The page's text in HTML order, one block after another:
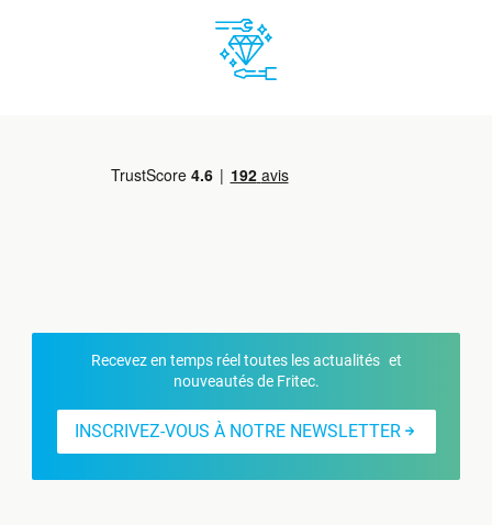
Recevez en temps réel toutes les actualités et
nouveautés de Fritec.
INSCRIVEZ-VOUS À NOTRE NEWSLETTER